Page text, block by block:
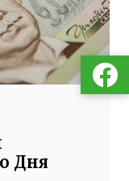
Дня